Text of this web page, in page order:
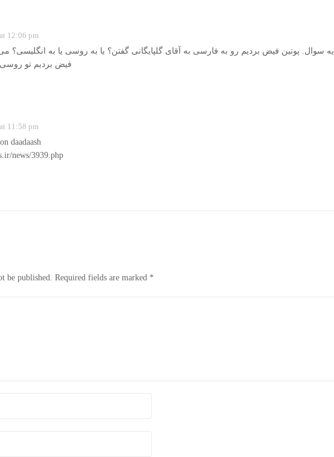
12:06 pm
یه سوال. پوتین فیض بردیم رو به فارسی به آقای گلپایگانی گفتن؟ یا به روسی یا به انگلیسی؟
فیض بردیم تو روسی
11:58 pm
daadaash
news/3939.php
be published. Required fields are marked *